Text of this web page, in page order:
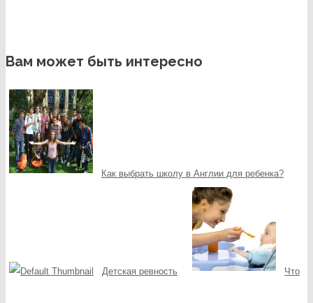
Вам может быть интересно
Как выбрать школу в Англии для ребенка?
Детская ревность Что